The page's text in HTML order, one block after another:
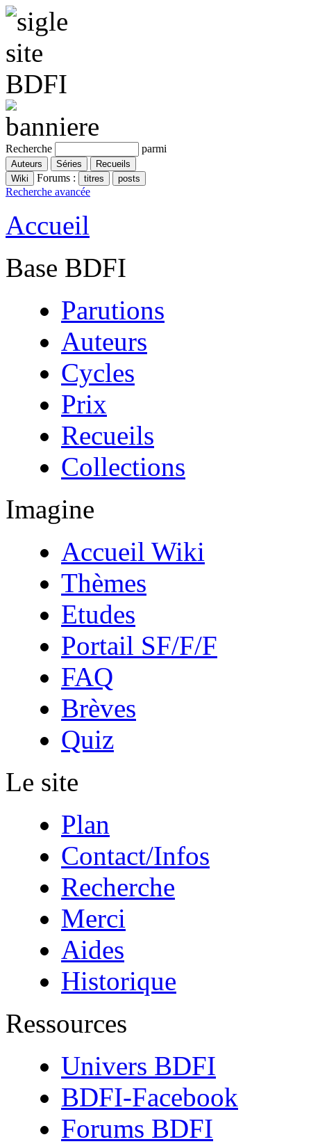
Recherche parmi
Forums :
Recherche avancée
Accueil
Base BDFI
Parutions
Auteurs
Cycles
Prix
Recueils
Collections
Imagine
Accueil Wiki
Thèmes
Etudes
Portail SF/F/F
FAQ
Brèves
Quiz
Le site
Plan
Contact/Infos
Recherche
Merci
Aides
Historique
Ressources
Univers BDFI
BDFI-Facebook
Forums BDFI